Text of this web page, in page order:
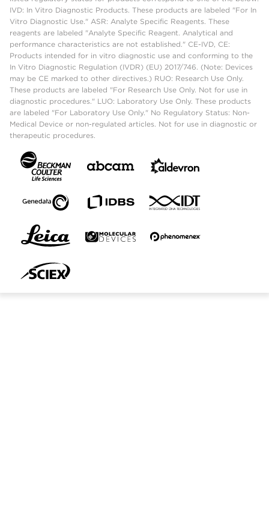
IVD: In Vitro Diagnostic Products. These products are labeled "For In
Vitro Diagnostic Use." ASR: Analyte Specific Reagents. These
reagents are labeled "Analyte Specific Reagent. Analytical and
performance characteristics are not established." CE-IVD, CE:
Products intended for in vitro diagnostic use and conforming to the
In Vitro Diagnostic Regulation (IVDR) (EU) 2017/746. (Note: Devices
may be CE marked to other directives.) RUO: Research Use Only.
These products are labeled "For Research Use Only. Not for use in
diagnostic procedures." LUO: Laboratory Use Only. These products
are labeled "For Laboratory Use Only." No Regulatory Status: Non-
Medical Device or non-regulated articles. Not for use in diagnostic or
therapeutic procedures.